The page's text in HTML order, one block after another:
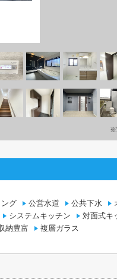
※
グ 公営水道 公共下水
システムキッチン 対面式キ
納豊富 複層ガラス